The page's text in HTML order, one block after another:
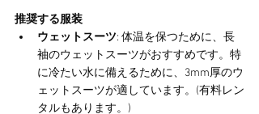
推奨する服装
ウェットスーツ: 体温を保つために、長
袖のウェットスーツがおすすめです。特
に冷たい水に備えるために、3mm厚のウ
ェットスーツが適しています。(有料レン
タルもあります。)